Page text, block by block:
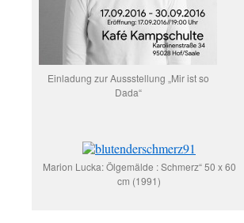
Einladung zur Aussstellung „Mir ist so
Dada“
Marion Lucka: Ölgemälde : Schmerz“ 50 x 60
cm (1991)